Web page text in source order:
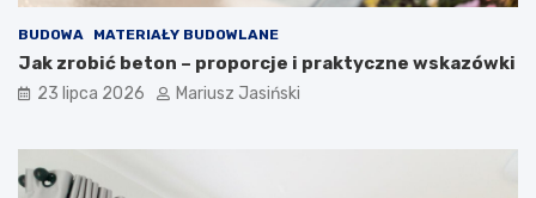
BUDOWA MATERIAŁY BUDOWLANE
Jak zrobić beton – proporcje i praktyczne wskazówki
23 lipca 2026 Mariusz Jasiński